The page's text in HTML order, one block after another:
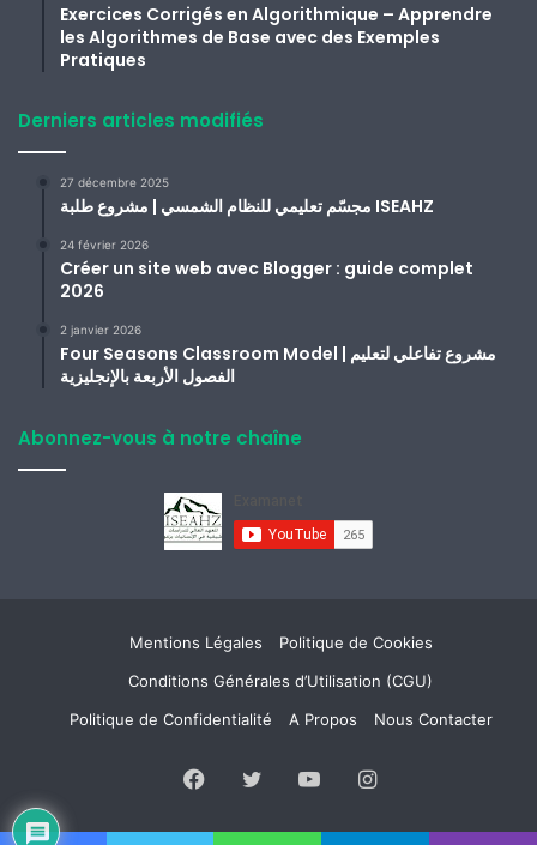
Exercices Corrigés en Algorithmique – Apprendre
les Algorithmes de Base avec des Exemples
Pratiques
Derniers articles modifiés
27 décembre 2025
مجسّم تعليمي للنظام الشمسي | مشروع طلبة ISEAHZ
24 février 2026
Créer un site web avec Blogger : guide complet
2026
2 janvier 2026
Four Seasons Classroom Model | مشروع تفاعلي لتعليم
الفصول الأربعة بالإنجليزية
Abonnez-vous à notre chaîne
Mentions Légales
Politique de Cookies
Conditions Générales d’Utilisation (CGU)
Politique de Confidentialité
A Propos Nous Contacter
Facebook
TwitterYouTubeInstagram